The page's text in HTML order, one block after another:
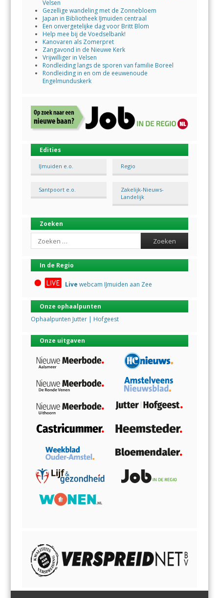
Velsen
Gezellige wandeling met de Zonnebloem
Japan in Bibliotheek IJmuiden centraal
Een onvergetelijke dag voor Britt Blom
Help mee bij de Voedselbank!
Kanovaren als Zomerpret
Zangavond in de Nieuwe Kerk
Vrijwilliger in Velsen
Rondleiding langs de sporen van familie Boreel
Rondleiding in en om de eeuwenoude
Engelmunduskerk
Edities
IJmuiden e.o. Regio
Santpoort e.o.
Zakelijk-Nieuws-
Landelijk
Zoeken
Search
In de Regio
Live webcam IJmuiden aan Zee
Onze ophaalpunten
Ophaalpunten Jutter | Hofgeest
Onze uitgaven